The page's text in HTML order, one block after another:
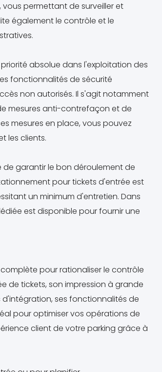
permettant de surveiller et
également le contrôle et le
absolue dans l'exploitation des
fonctionnalités de sécurité
non autorisés. Il s'agit notamment
mesures anti-contrefaçon et de
mesures en place, vous pouvez
les clients.
de garantir le bon déroulement de
pour tickets d'entrée est
un minimum d'entretien. Dans
est disponible pour fournir une
pour rationaliser le contrôle
de tickets, son impression à grande
ses fonctionnalités de
pour optimiser vos opérations de
client de votre parking grâce à